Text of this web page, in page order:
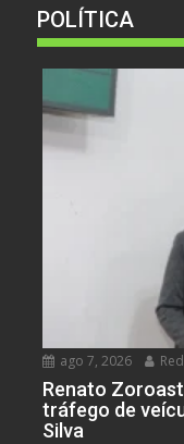
POLÍTICA
ago 7, 2026
Renato
tráfego de
Silva